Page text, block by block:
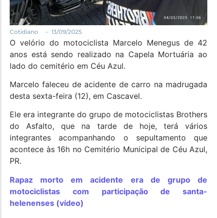
Cotidiano - 13/09/2025
O velório do motociclista Marcelo Menegus de 42
anos está sendo realizado na Capela Mortuária ao
lado do cemitério em Céu Azul.
Marcelo faleceu de acidente de carro na madrugada
desta sexta-feira (12), em Cascavel.
Ele era integrante do grupo de motociclistas Brothers
do Asfalto, que na tarde de hoje, terá vários
integrantes acompanhando o sepultamento que
acontece às 16h no Cemitério Municipal de Céu Azul,
PR.
Rapaz morto em acidente era de grupo de
motociclistas com participação de santa-
helenenses (vídeo)